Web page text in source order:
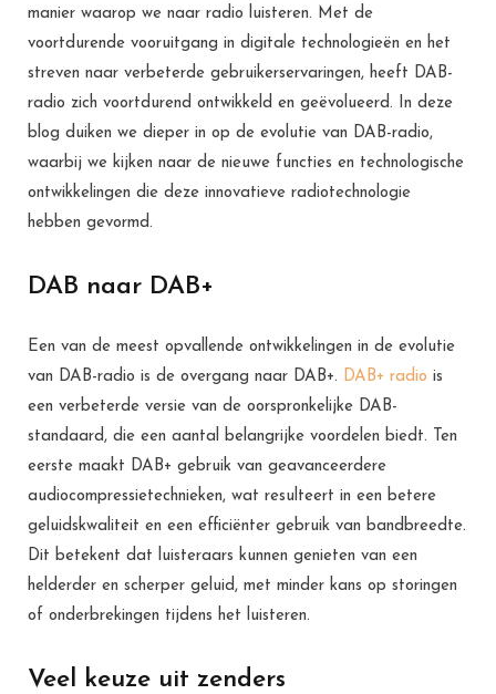
manier waarop we naar radio luisteren. Met de
voortdurende vooruitgang in digitale technologieën en het
streven naar verbeterde gebruikerservaringen, heeft DAB-
radio zich voortdurend ontwikkeld en geëvolueerd. In deze
blog duiken we dieper in op de evolutie van DAB-radio,
waarbij we kijken naar de nieuwe functies en technologische
ontwikkelingen die deze innovatieve radiotechnologie
hebben gevormd.
DAB naar DAB+
Een van de meest opvallende ontwikkelingen in de evolutie
van DAB-radio is de overgang naar DAB+. DAB+ radio is
een verbeterde versie van de oorspronkelijke DAB-
standaard, die een aantal belangrijke voordelen biedt. Ten
eerste maakt DAB+ gebruik van geavanceerdere
audiocompressietechnieken, wat resulteert in een betere
geluidskwaliteit en een efficiënter gebruik van bandbreedte.
Dit betekent dat luisteraars kunnen genieten van een
helderder en scherper geluid, met minder kans op storingen
of onderbrekingen tijdens het luisteren.
Veel keuze uit zenders